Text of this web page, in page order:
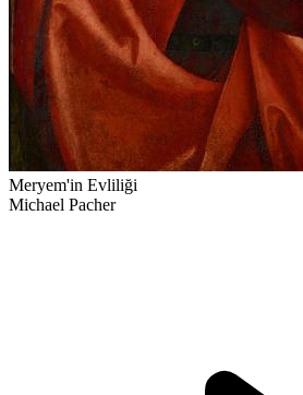
Meryem'in Evliliği
Michael Pacher